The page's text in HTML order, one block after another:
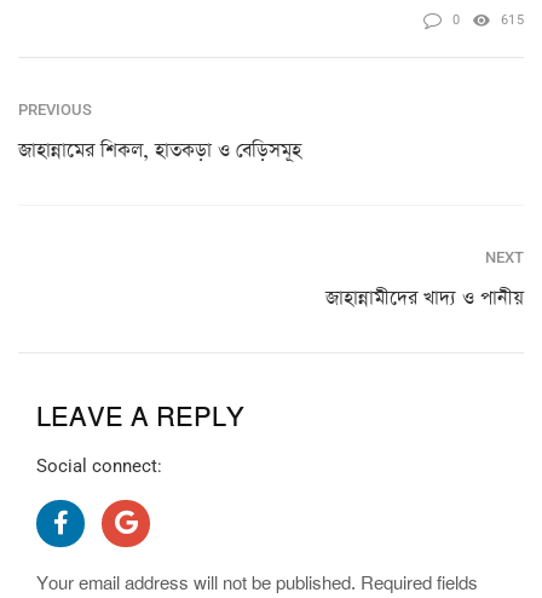
0 615
PREVIOUS
জাহান্নামের শিকল, হাতকড়া ও বেড়িসমূহ
NEXT
জাহান্নামীদের খাদ্য ও পানীয়
LEAVE A REPLY
Social connect:
Your email address will not be published. Required fields